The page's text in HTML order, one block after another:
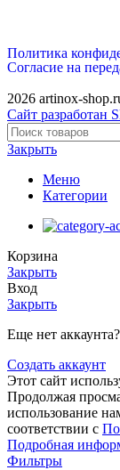
Политика
Согласие на
2026 artinox-
Сайт разработан
Закрыть
Меню
Категории
Корзина
Закрыть
Вход
Закрыть
Еще нет аккаунта?
Создать аккаунт
Этот сайт
Продолжая
использование
соответствии с
Подробная
Фильтры